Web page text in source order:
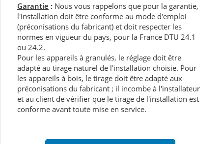
Garantie : Nous vous rappelons que pour la garantie,
l'installation doit être conforme au mode d'emploi
(préconisations du fabricant) et doit respecter les
normes en vigueur du pays, pour la France DTU 24.1
ou 24.2.
Pour les appareils à granulés, le réglage doit être
adapté au tirage naturel de l'installation choisie. Pour
les appareils à bois, le tirage doit être adapté aux
préconisations du fabricant ; il incombe à l'installateur
et au client de vérifier que le tirage de l'installation est
conforme avant toute mise en service.